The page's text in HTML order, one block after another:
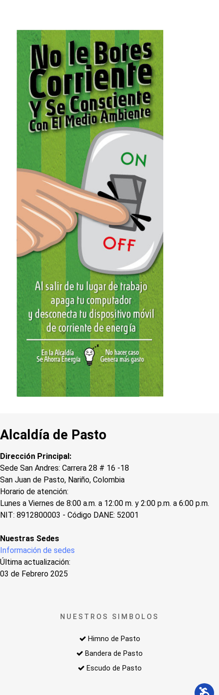
Alcaldía de Pasto
Dirección Principal:
Sede San Andres: Carrera 28 # 16 -18
San Juan de Pasto, Nariño, Colombia
Horario de atención:
Lunes a Viernes de 8:00 a.m. a 12:00 m. y 2:00 p.m. a 6:00 p.m.
NIT: 8912800003 - Código DANE: 52001
Nuestras Sedes
Información de sedes
Última actualización:
03 de Febrero 2025
NUESTROS SIMBOLOS
Himno de Pasto
Bandera de Pasto
Escudo de Pasto